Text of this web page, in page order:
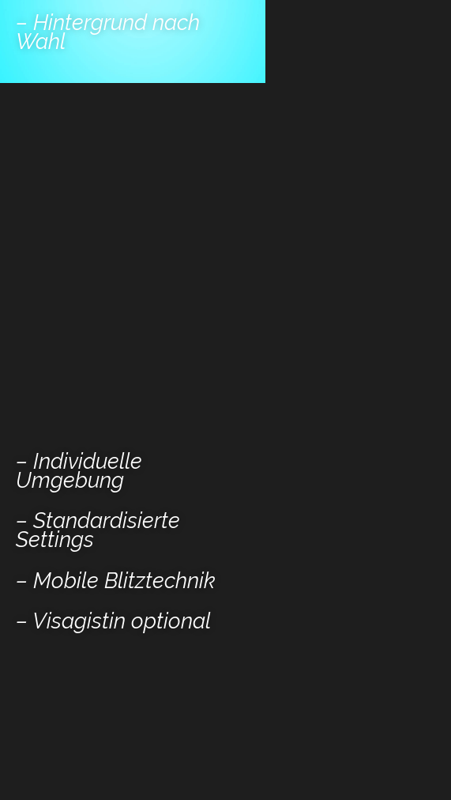
– Hintergrund nach
Wahl
– Individuelle
Umgebung
– Standardisierte
Settings
– Mobile Blitztechnik
– Visagistin optional